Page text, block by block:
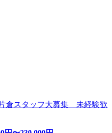
倉スタッフ大募集 未経験歓